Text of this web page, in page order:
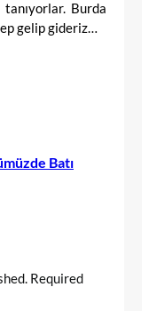
Burda
gelip gideriz…
Batı
Required